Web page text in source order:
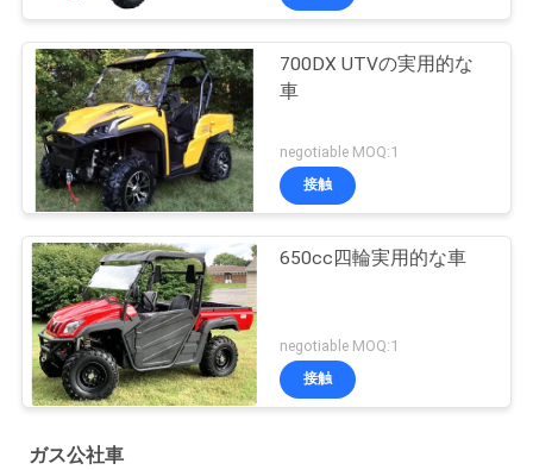
700DX UTVの実用的な
車
negotiable MOQ:1
接触
650cc四輪実用的な車
negotiable MOQ:1
接触
ガス公社車